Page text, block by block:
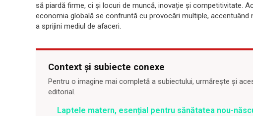
să piardă firme, ci și locuri de muncă, inovație și competitivitate.
economia globală se confruntă cu provocări multiple,
a sprijini mediul de afaceri.
Context și subiecte conexe
Pentru o imagine mai completă a subiectului, urmărește și
editorial.
Laptele matern, esențial pentru sănătatea nou-